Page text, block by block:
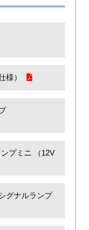
または閲覧がで
生した場合で
。
様）
プミニ （12V
グナルランプ